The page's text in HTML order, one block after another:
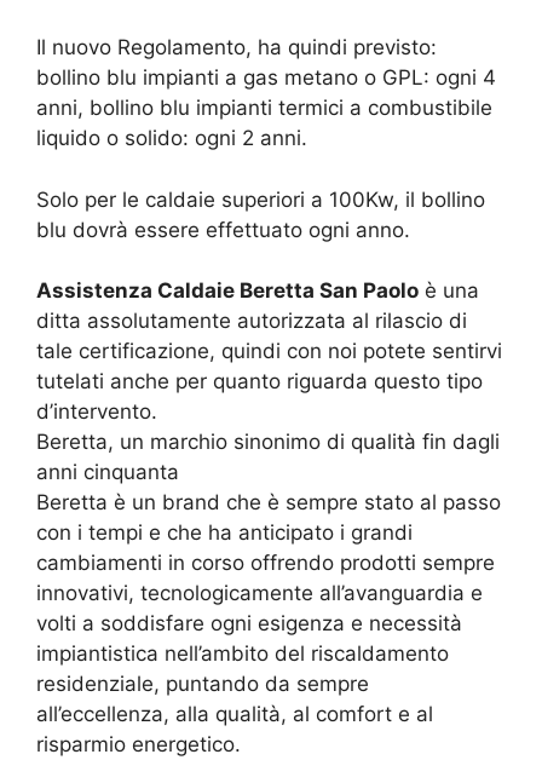
Il nuovo Regolamento, ha quindi previsto:
bollino blu impianti a gas metano o GPL: ogni 4
anni, bollino blu impianti termici a combustibile
liquido o solido: ogni 2 anni.
Solo per le caldaie superiori a 100Kw, il bollino
blu dovrà essere effettuato ogni anno.
Assistenza Caldaie Beretta San Paolo è una
ditta assolutamente autorizzata al rilascio di
tale certificazione, quindi con noi potete sentirvi
tutelati anche per quanto riguarda questo tipo
d’intervento.
Beretta, un marchio sinonimo di qualità fin dagli
anni cinquanta
Beretta è un brand che è sempre stato al passo
con i tempi e che ha anticipato i grandi
cambiamenti in corso offrendo prodotti sempre
innovativi, tecnologicamente all’avanguardia e
volti a soddisfare ogni esigenza e necessità
impiantistica nell’ambito del riscaldamento
residenziale, puntando da sempre
all’eccellenza, alla qualità, al comfort e al
risparmio energetico.